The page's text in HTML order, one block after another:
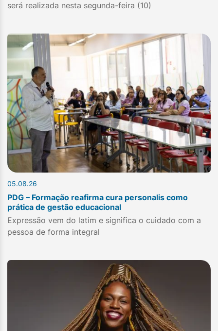
será realizada nesta segunda-feira (10)
05.08.26
PDG – Formação reafirma cura personalis como
prática de gestão educacional
Expressão vem do latim e significa o cuidado com a
pessoa de forma integral